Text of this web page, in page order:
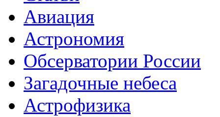
Авиация
Астрономия
Обсерватории России
Загадочные небеса
Астрофизика